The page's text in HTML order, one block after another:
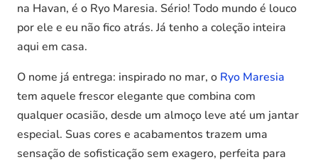
na Havan, é o Ryo Maresia. Sério! Todo mundo é louco
por ele e eu não fico atrás. Já tenho a coleção inteira
aqui em casa.
O nome já entrega: inspirado no mar, o Ryo Maresia
tem aquele frescor elegante que combina com
qualquer ocasião, desde um almoço leve até um jantar
especial. Suas cores e acabamentos trazem uma
sensação de sofisticação sem exagero, perfeita para